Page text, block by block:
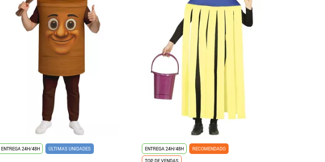
ENTREGA 24H/48H ÚLTIMAS UNIDADES ENTREGA 24H/48H
RECOMENDADO
TOP DE VENDAS